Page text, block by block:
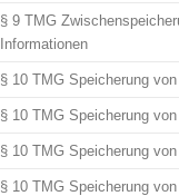
§ 9 TMG
Informationen
§ 10 TMG Speicherung
§ 10 TMG Speicherung
§ 10 TMG Speicherung
§ 10 TMG Speicherung